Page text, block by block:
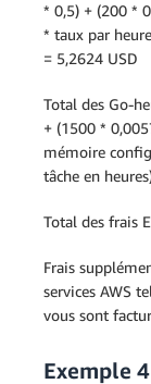
* 0,5) + (200 *
* taux par
= 5,2624 USD
Total des Go-
+ (1500 *
mémoire
tâche en
Total des frais
Frais
services AWS
vous sont
Exemple